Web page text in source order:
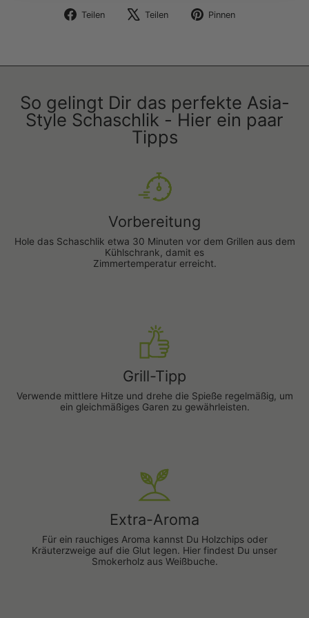
Teilen
Auf
Facebook
Teilen
Auf
Pinnen
So gelingt Dir das perfekte Asia-
Style Schaschlik - Hier ein paar
Tipps
Vorbereitung
Hole das Schaschlik etwa 30 Minuten vor dem Grillen aus dem
Kühlschrank, damit es
Zimmertemperatur erreicht.
Grill-Tipp
Verwende mittlere Hitze und drehe die Spieße regelmäßig, um
ein gleichmäßiges Garen zu gewährleisten.
Extra-Aroma
Für ein rauchiges Aroma kannst Du Holzchips oder
Kräuterzweige auf die Glut legen. Hier findest Du unser
Smokerholz aus Weißbuche.